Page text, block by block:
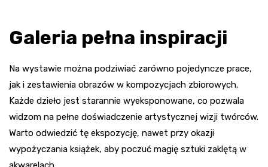
Galeria pełna inspiracji
Na wystawie można podziwiać zarówno pojedyncze prace,
jak i zestawienia obrazów w kompozycjach zbiorowych.
Każde dzieło jest starannie wyeksponowane, co pozwala
widzom na pełne doświadczenie artystycznej wizji twórców.
Warto odwiedzić tę ekspozycję, nawet przy okazji
wypożyczania książek, aby poczuć magię sztuki zaklętą w